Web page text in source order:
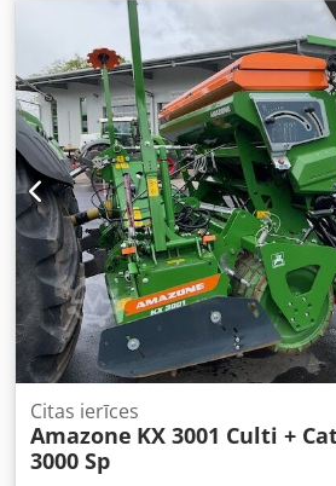
Citas ierīces
Amazone KX 3001 Culti +
3000 Sp